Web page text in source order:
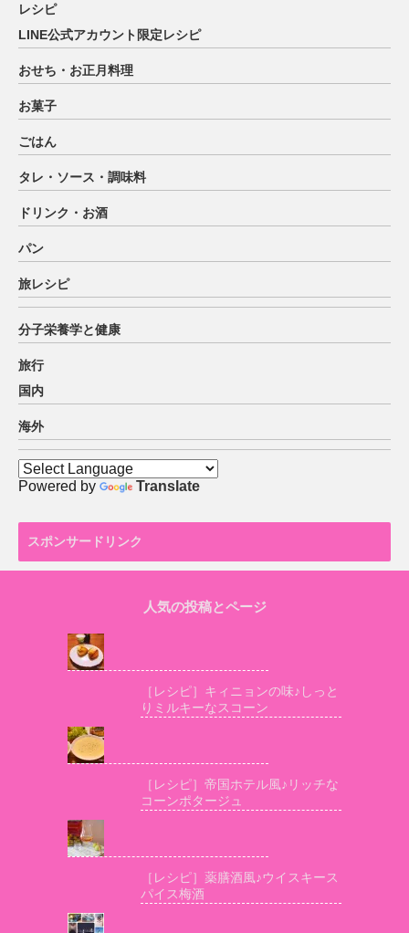
レシピ
LINE公式アカウント限定レシピ
おせち・お正月料理
お菓子
ごはん
タレ・ソース・調味料
ドリンク・お酒
パン
旅レシピ
分子栄養学と健康
旅行
国内
海外
Powered by Translate
スポンサードリンク
人気の投稿とページ
［レシピ］キィニョンの味♪しっと
りミルキーなスコーン
［レシピ］帝国ホテル風♪リッチな
コーンポタージュ
［レシピ］薬膳酒風♪ウイスキース
パイス梅酒